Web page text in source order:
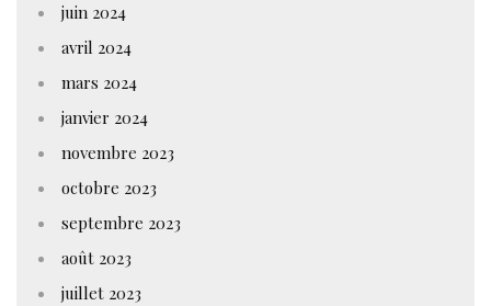
juin 2024
avril 2024
mars 2024
janvier 2024
novembre 2023
octobre 2023
septembre 2023
août 2023
juillet 2023